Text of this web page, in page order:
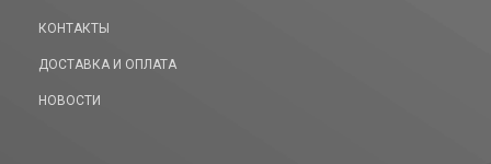
КОНТАКТЫ
ДОСТАВКА И ОПЛАТА
НОВОСТИ